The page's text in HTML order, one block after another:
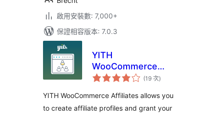
啟用安裝數: 7,000+
保證相容版本: 7.0.3
YITH
WooCommerce
Affiliates
(19 次評
分
數
)
YITH WooCommerce Affiliates allows you
to create affiliate profiles and grant your